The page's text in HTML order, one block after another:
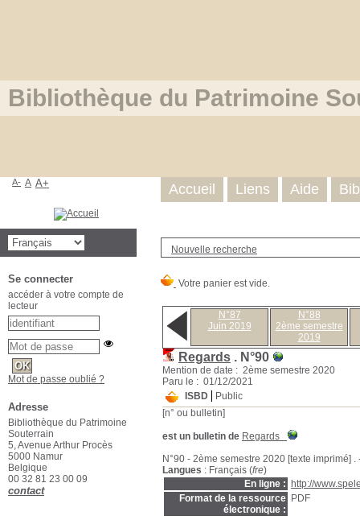
Bibliothèque du Patrimoine
Nouvelle recherche
N°87
Juin 2019
N°88
2ème semestre
2019
Regards . N°90
Mention de date : 2ème semestre 2020
Paru le : 01/12/2021
ISBD
Public
[n° ou bulletin]
est un bulletin de Regards
N°90 - 2ème semestre 2020 [texte imprimé]
Langues : Français (fre)
En ligne :
http://
Format de la ressource
électronique :
PDF
Accueil Liens Aide
A- A A+
Se connecter
accéder à votre compte de
lecteur
Mot de passe oublié ?
Adresse
Bibliothèque du Patrimoine
Souterrain
5, Avenue Arthur Procès
5000 Namur
Belgique
00 32 81 23 00 09
contact